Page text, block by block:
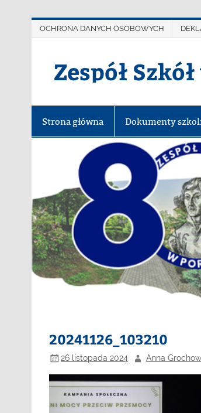
OCHRONA DANYCH OSOBOWYCH
Zespół
Strona główna Dokumenty
20241126_103210
26 listopada 2024 Anna